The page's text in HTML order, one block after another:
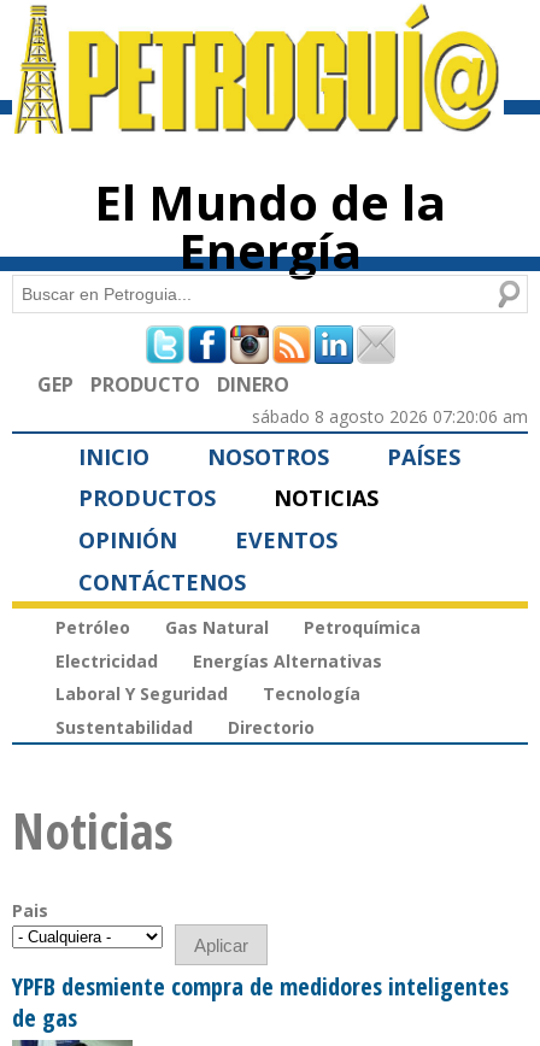
contenido
El Mundo de la
Energía
Formulario de búsqueda
Buscar
GEP PRODUCTO DINERO
sábado 8 agosto 2026 07:20:06 am
INICIO NOSOTROS
PAÍSES
PRODUCTOS
NOTICIAS
OPINIÓN
EVENTOS
CONTÁCTENOS
Petróleo Gas Natural
Petroquímica
Electricidad
Energías Alternativas
Laboral Y Seguridad
Tecnología
Sustentabilidad
Directorio
Noticias
Pais
YPFB desmiente compra de medidores inteligentes
de gas